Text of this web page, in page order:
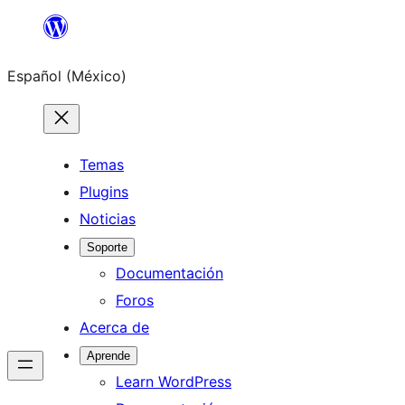
Saltar
contenido
Español (México)
Temas
Plugins
Noticias
Soporte
Documentación
Foros
Acerca de
Aprende
Learn WordPress